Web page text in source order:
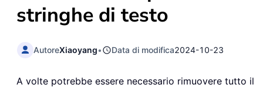
stringhe di testo
AutoreXiaoyang• Data di modifica2024-10-23
A volte potrebbe essere necessario rimuovere tutto il